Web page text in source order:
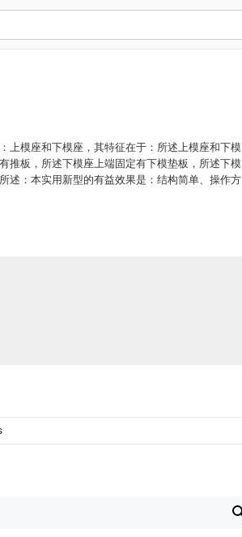
上模座和下模座，其特征在于：所述上模座和下模
推板，所述下模座上端固定有下模垫板，所述下模
述：本实用新型的有益效果是：结构简单、操作方